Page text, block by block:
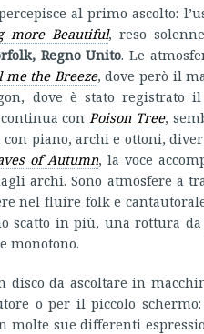
al primo ascolto:
more Beautiful, reso
Regno Unito. Le
me the Breeze, dove però il
dove è stato registrato
conPoison Tree,
piano, archi e ottoni,
of Autumn, la voce
archi. Sono atmosfere a
nel fluire folk e
scatto in più, una rottura da
monotono.
disco da ascoltare in
o per il piccolo
molte sue differenti